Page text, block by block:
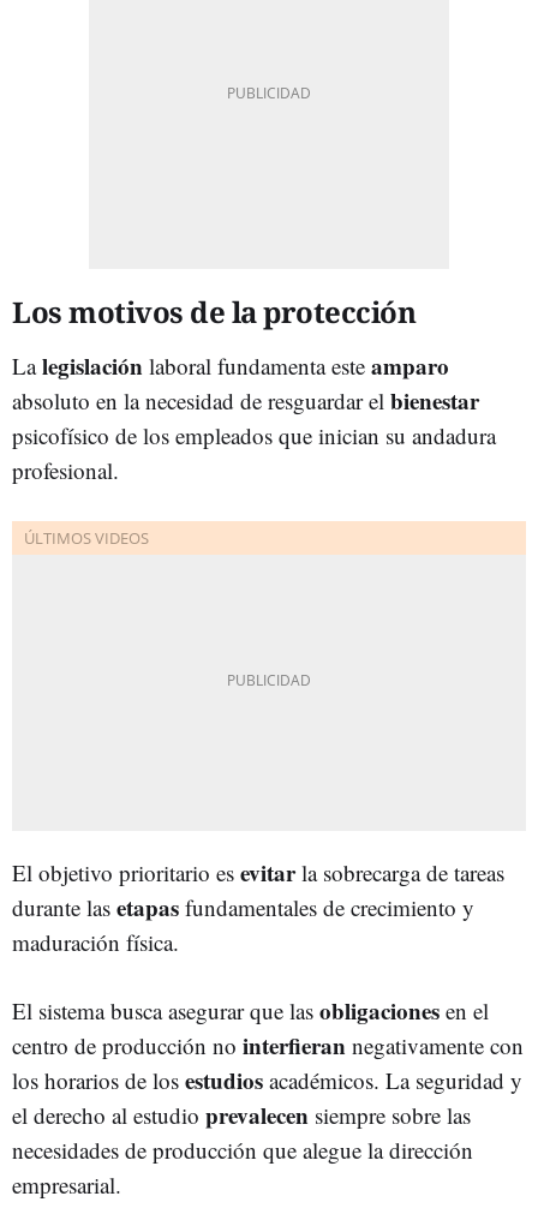
Los motivos de la protección
Lalegislación laboral fundamenta este amparo
absoluto en la necesidad de resguardar el bienestar
psicofísico de los empleados que inician su andadura
profesional.
El objetivo prioritario es evitarla sobrecarga de tareas
durante las etapas fundamentales de crecimiento y
maduración física.
El sistema busca asegurar que las obligaciones en el
centro de producción no interfieran negativamente con
los horarios de los estudios académicos. La seguridad y
el derecho al estudio prevalecen siempre sobre las
necesidades de producción que alegue la dirección
empresarial.